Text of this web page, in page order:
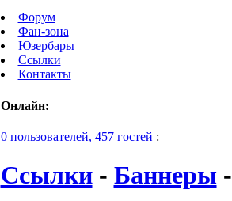
Форум
Фан-зона
Юзербары
Ссылки
Контакты
Онлайн:
0 пользователей, 457 гостей :
Ссылки- Баннеры-